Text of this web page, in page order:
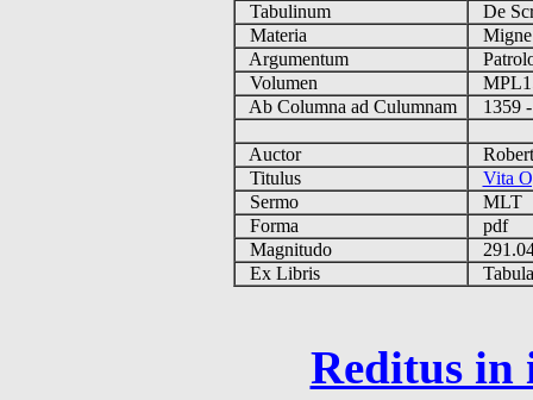
Tabulinum
De
Materia
Argumentum
Volumen
Ab Columna ad Culumnam
1359
Auctor
Titulus
Vita
Sermo
MLT
Forma
pdf
Magnitudo
Ex Libris
Reditus in